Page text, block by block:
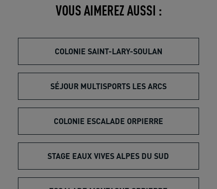
VOUS AIMEREZ AUSSI :
COLONIE SAINT-LARY-SOULAN
SÉJOUR MULTISPORTS LES ARCS
COLONIE ESCALADE ORPIERRE
STAGE EAUX VIVES ALPES DU SUD